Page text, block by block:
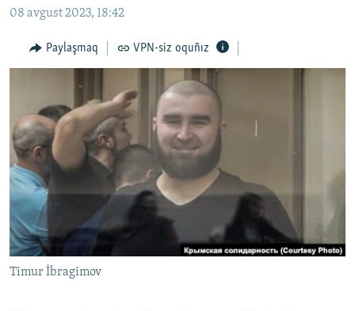
İNSAN AQLARI
VİDEO
BLOGLAR
FİKİR
Русский
Українською
QOŞULIÑIZ!
08 avgust 2023, 18:42
Paylaşmaq VPN-siz oquñız
Timur İbragimov